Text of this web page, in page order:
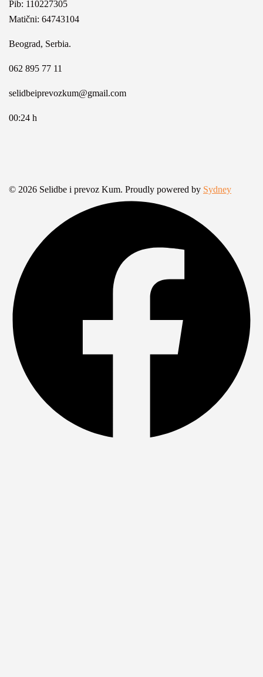
Pib: 110227305
Matični: 64743104
Beograd, Serbia.
062 895 77 11
selidbeiprevozkum@gmail.com
00:24 h
© 2026 Selidbe i prevoz Kum. Proudly powered by Sydney